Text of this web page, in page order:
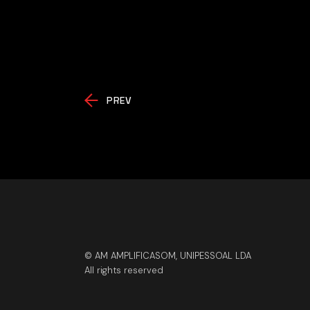
PREV
© AM AMPLIFICASOM, UNIPESSOAL LDA
All rights reserved